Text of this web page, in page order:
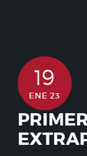
19
ENE 23